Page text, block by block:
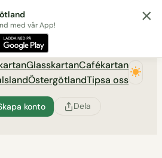
tadigut.nu
GlasskartanCafékartan
ÖstergötlandTipsa oss
konto Dela
med vår App! ×